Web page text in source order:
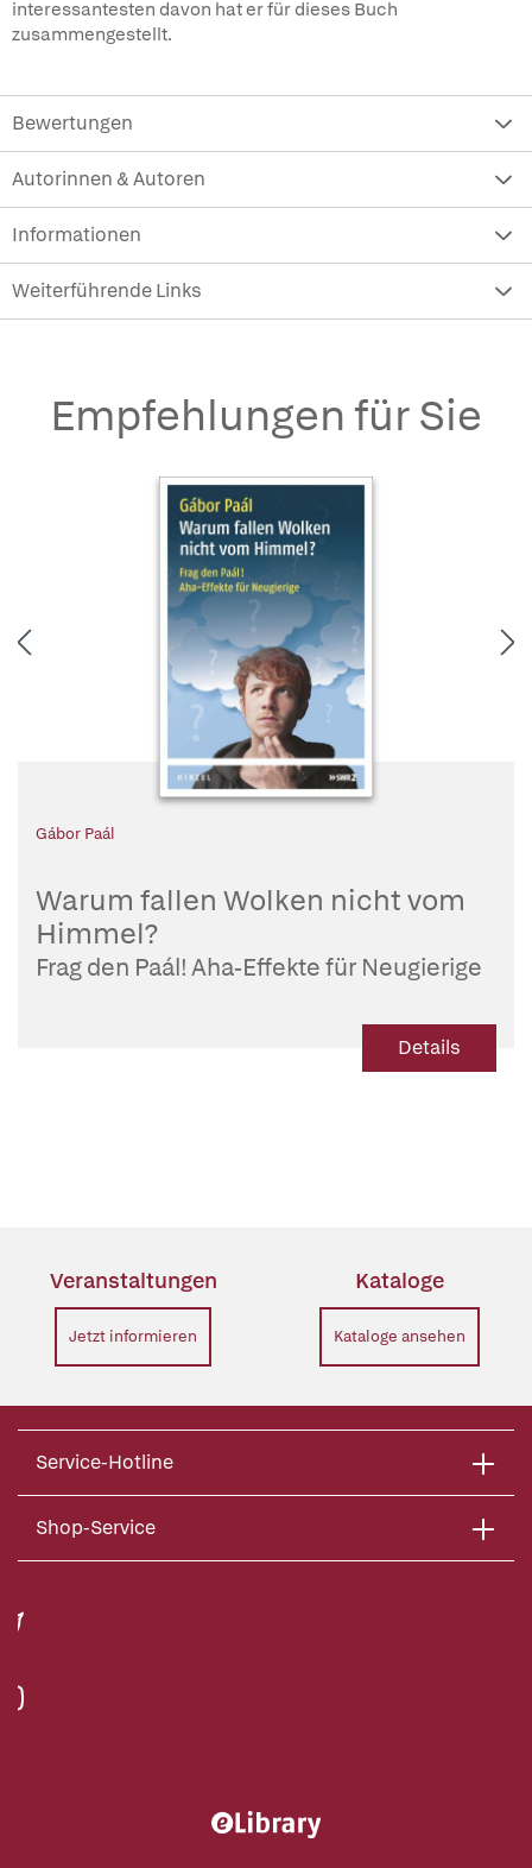
interessantesten davon hat er für dieses Buch
zusammengestellt.
Bewertungen
Autorinnen & Autoren
Informationen
Weiterführende Links
Empfehlungen für Sie
Gábor Paál
Warum fallen Wolken nicht vom
Himmel?
Frag den Paál! Aha-Effekte für Neugierige
Details
Veranstaltungen
Jetzt informieren
Kataloge
Kataloge ansehen
Service-Hotline
Shop-Service